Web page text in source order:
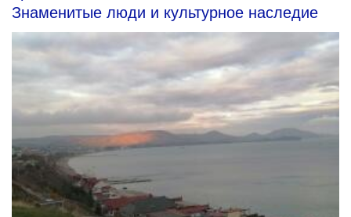
Знаменитые люди и культурное наследие